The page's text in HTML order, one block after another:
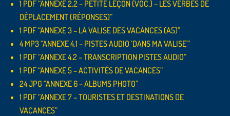
1 PDF “ANNEXE 2.2 – PETITE LEÇON (VOC.) – LES VERBES DE
DÉPLACEMENT (RÉPONSES)”
1 PDF “ANNEXE 3 – LA VALISE DES VACANCES (A5)”
4 MP3 “ANNEXE 4.1 – PISTES AUDIO ‘DANS MA VALISE'”
1 PDF “ANNEXE 4.2 – TRANSCRIPTION PISTES AUDIO”
1 PDF “ANNEXE 5 – ACTIVITÉS DE VACANCES”
24 JPG “ANNEXE 6 – ALBUMS PHOTO”
1 PDF “ANNEXE 7 – TOURISTES ET DESTINATIONS DE
VACANCES”